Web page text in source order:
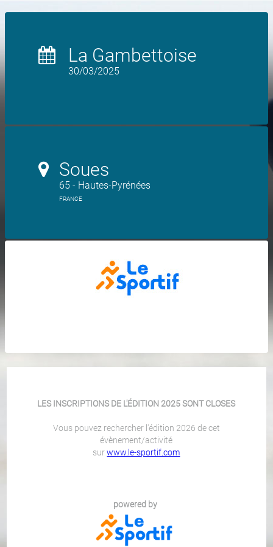
La Gambettoise
30/03/2025
Soues
65 - Hautes-Pyrénées
FRANCE
LES INSCRIPTIONS DE L'ÉDITION 2025 SONT CLOSES
Vous pouvez rechercher l'édition 2026 de cet
évènement/activité
surwww.le-sportif.com
powered by